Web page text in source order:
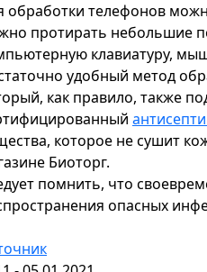
обработки телефонов
протирать небольшие
клавиатуру,
удобный метод
как правило, также
которое не сушит
Биоторг.
помнить, что
опасных